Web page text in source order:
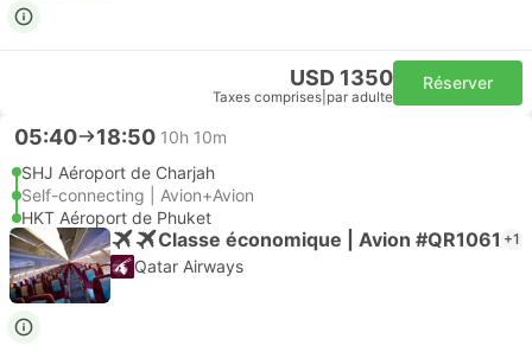
USD 1350
Taxes comprises par adulte
Réserver
05:40 18:50 10h 10m
SHJ Aéroport de Charjah
Self-connecting | Avion+Avion
HKT Aéroport de Phuket
Classe économique | Avion #QR1061 +1
Qatar Airways